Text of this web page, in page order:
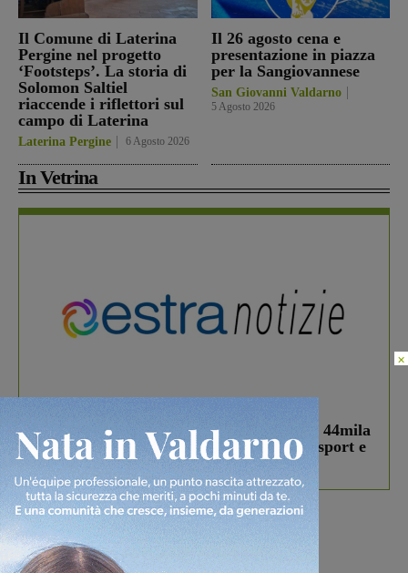
Il Comune di Laterina
Pergine nel progetto
‘Footsteps’. La storia di
Solomon Saltiel
riaccende i riflettori sul
campo di Laterina
Laterina Pergine 6 Agosto 2026
Il 26 agosto cena e
presentazione in piazza
per la Sangiovannese
San Giovanni Valdarno
5 Agosto 2026
In Vetrina
Estra Notizie agosto: Smart Cities, oltre 44mila
studenti coinvolti, torna il bando per lo sport e
debutta il podcast Estrair
Più lette
×